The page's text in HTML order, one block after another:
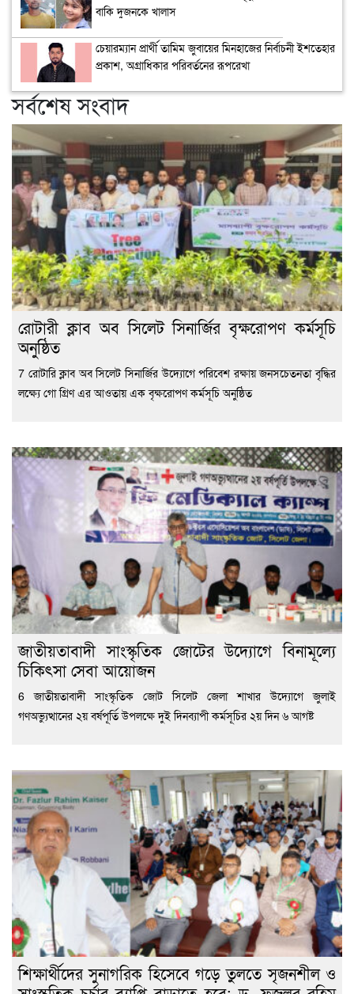
বাকি দুজনকে খালাস
চেয়ারম্যান প্রার্থী তামিম জুবায়ের মিনহাজের নির্বাচনী ইশতেহার
প্রকাশ, অগ্রাধিকার পরিবর্তনের রূপরেখা
সর্বশেষ সংবাদ
রোটারী ক্লাব অব সিলেট সিনার্জির বৃক্ষরোপণ কর্মসূচি
অনুষ্ঠিত
7 রোটারি ক্লাব অব সিলেট সিনার্জির উদ্যোগে পরিবেশ রক্ষায় জনসচেতনতা বৃদ্ধির
লক্ষ্যে গো গ্রিণ এর আওতায় এক বৃক্ষরোপণ কর্মসূচি অনুষ্ঠিত
জাতীয়তাবাদী সাংস্কৃতিক জোটের উদ্যোগে বিনামূল্যে
চিকিৎসা সেবা আয়োজন
6 জাতীয়তাবাদী সাংস্কৃতিক জোট সিলেট জেলা শাখার উদ্যোগে জুলাই
গণঅভ্যুত্থানের ২য় বর্ষপূর্তি উপলক্ষে দুই দিনব্যাপী কর্মসূচির ২য় দিন ৬ আগষ্ট
শিক্ষার্থীদের সুনাগরিক হিসেবে গড়ে তুলতে সৃজনশীল ও